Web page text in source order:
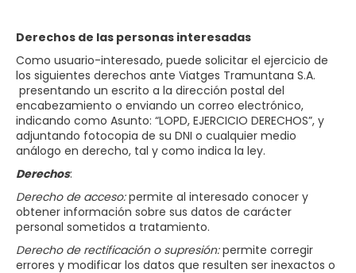
Derechos de las personas interesadas
Como usuario-interesado, puede solicitar el ejercicio de
los siguientes derechos ante Viatges Tramuntana S.A.​​
presentando un escrito a la dirección postal del
encabezamiento o enviando un correo electrónico,
indicando como Asunto: “LOPD, EJERCICIO DERECHOS”, y
adjuntando fotocopia de su DNI o cualquier medio
análogo en derecho, tal y como indica la ley.
Derechos:
Derecho de acceso:permite al interesado conocer y
obtener información sobre sus datos de carácter
personal sometidos a tratamiento.
Derecho de rectificación o supresión:permite corregir
errores y modificar los datos que resulten ser inexactos o